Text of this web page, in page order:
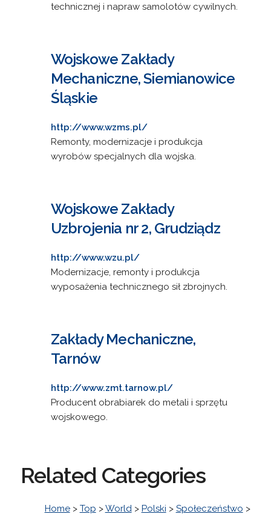
technicznej i napraw samolotów cywilnych.
Wojskowe Zakłady
Mechaniczne, Siemianowice
Śląskie
http://www.wzms.pl/
Remonty, modernizacje i produkcja
wyrobów specjalnych dla wojska.
Wojskowe Zakłady
Uzbrojenia nr 2, Grudziądz
http://www.wzu.pl/
Modernizacje, remonty i produkcja
wyposażenia technicznego sił zbrojnych.
Zakłady Mechaniczne,
Tarnów
http://www.zmt.tarnow.pl/
Producent obrabiarek do metali i sprzętu
wojskowego.
Related Categories
Home> Top >World> Polski > Społeczeństwo >